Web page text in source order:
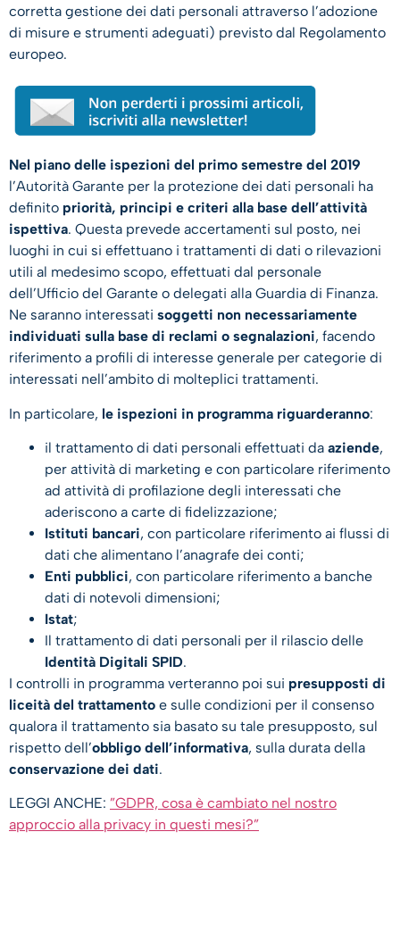
corretta gestione dei dati personali attraverso l’adozione
di misure e strumenti adeguati) previsto dal Regolamento
europeo.
Nel piano delle ispezioni del primo semestre del 2019
l’Autorità Garante per la protezione dei dati personali ha
definito priorità, principi e criteri alla base dell’attività
ispettiva. Questa prevede accertamenti sul posto, nei
luoghi in cui si effettuano i trattamenti di dati o rilevazioni
utili al medesimo scopo, effettuati dal personale
dell’Ufficio del Garante o delegati alla Guardia di Finanza.
Ne saranno interessati soggetti non necessariamente
individuati sulla base di reclami o segnalazioni, facendo
riferimento a profili di interesse generale per categorie di
interessati nell’ambito di molteplici trattamenti.
In particolare, le ispezioni in programma riguarderanno:
il trattamento di dati personali effettuati da aziende,
per attività di marketing e con particolare riferimento
ad attività di profilazione degli interessati che
aderiscono a carte di fidelizzazione;
Istituti bancari, con particolare riferimento ai flussi di
dati che alimentano l’anagrafe dei conti;
Enti pubblici, con particolare riferimento a banche
dati di notevoli dimensioni;
Istat;
Il trattamento di dati personali per il rilascio delle
Identità Digitali SPID.
I controlli in programma verteranno poi sui presupposti di
liceità del trattamento e sulle condizioni per il consenso
qualora il trattamento sia basato su tale presupposto, sul
rispetto dell’obbligo dell’informativa, sulla durata della
conservazione dei dati.
LEGGI ANCHE: ”GDPR, cosa è cambiato nel nostro
approccio alla privacy in questi mesi?”